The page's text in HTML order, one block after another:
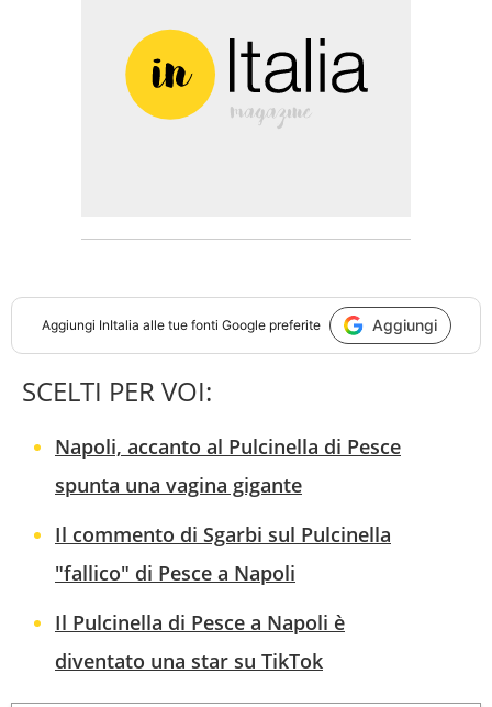
Aggiungi InItalia alle tue fonti Google preferite Aggiungi
SCELTI PER VOI:
Napoli, accanto al Pulcinella di Pesce
spunta una vagina gigante
Il commento di Sgarbi sul Pulcinella
"fallico" di Pesce a Napoli
Il Pulcinella di Pesce a Napoli è
diventato una star su TikTok